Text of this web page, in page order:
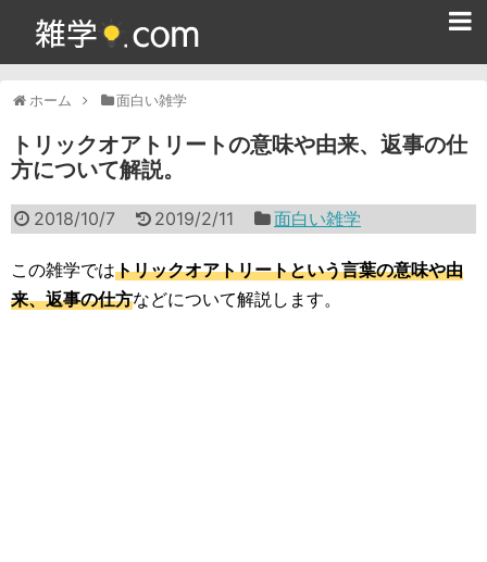
ホーム 面白い雑学
トリックオアトリートの意味や由来、返事の仕
方について解説。
2018/10/7 2019/2/11 面白い雑学
この雑学ではトリックオアトリートという言葉の意味や由
来、返事の仕方などについて解説します。
365日雑学カレンダー
面白い雑学
ためになる雑学
スポーツ雑学